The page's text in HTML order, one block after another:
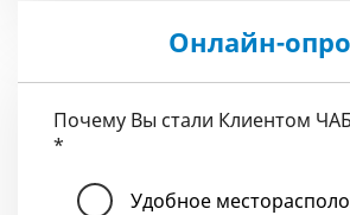
Онлайн-
Почему Вы стали Клиентом ЧАБ
*
Удобное